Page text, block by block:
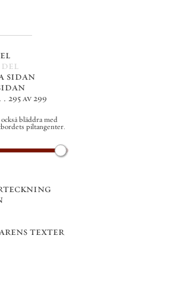
sidan
295 av 299
bläddra med
piltangenter.
texter